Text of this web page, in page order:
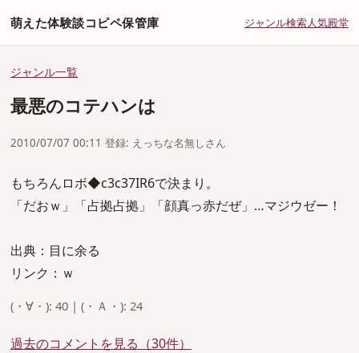
萌えた体験談コピペ保管庫 ジャンル検索人気殿堂
ジャンル一覧
最悪のコテハンは
2010/07/07 00:11 登録: えっちな名無しさん
もちろんロボ◆c3c37IR6で決まり。
「だおｗ」「占拠占拠」「顔真っ赤だぜ」…マジウゼー！
出典：目に余る
リンク：ｗ
(・∀・): 40 | (・Ａ・): 24
過去のコメントを見る（30件）